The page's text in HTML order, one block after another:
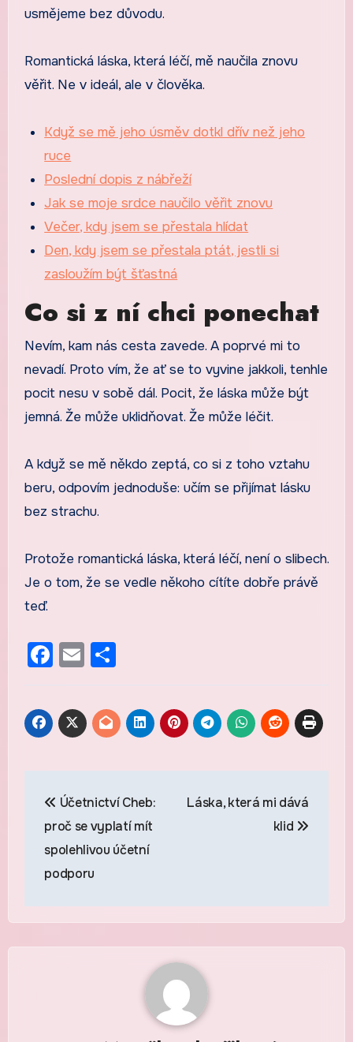
usmějeme bez důvodu.
Romantická láska, která léčí, mě naučila znovu
věřit. Ne v ideál, ale v člověka.
Když se mě jeho úsměv dotkl dřív než jeho
ruce
Poslední dopis z nábřeží
Jak se moje srdce naučilo věřit znovu
Večer, kdy jsem se přestala hlídat
Den, kdy jsem se přestala ptát, jestli si
zasloužím být šťastná
Co si z ní chci ponechat
Nevím, kam nás cesta zavede. A poprvé mi to
nevadí. Proto vím, že ať se to vyvine jakkoli, tenhle
pocit nesu v sobě dál. Pocit, že láska může být
jemná. Že může uklidňovat. Že může léčit.
A když se mě někdo zeptá, co si z toho vztahu
beru, odpovím jednoduše: učím se přijímat lásku
bez strachu.
Protože romantická láska, která léčí, není o slibech.
Je o tom, že se vedle někoho cítíte dobře právě
teď.
Facebook
EmailShare
Navigace
pro
příspěvek
Účetnictví Cheb:
proč se vyplatí mít
spolehlivou účetní
podporu
Láska, která mi dává
klid